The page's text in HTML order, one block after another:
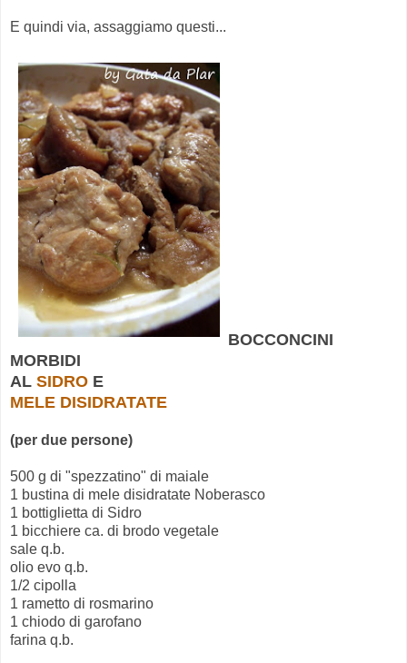
E quindi via, assaggiamo questi...
BOCCONCINI
MORBIDI
AL SIDRO E
MELE DISIDRATATE
(per due persone)
500 g di "spezzatino" di maiale
1 bustina di mele disidratate Noberasco
1 bottiglietta di Sidro
1 bicchiere ca. di brodo vegetale
sale q.b.
olio evo q.b.
1/2 cipolla
1 rametto di rosmarino
1 chiodo di garofano
farina q.b.